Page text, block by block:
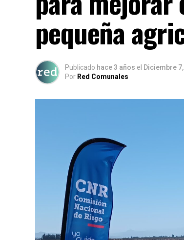
pequeña
Publicado hace 3 años el Diciembre
Por Red Comunales